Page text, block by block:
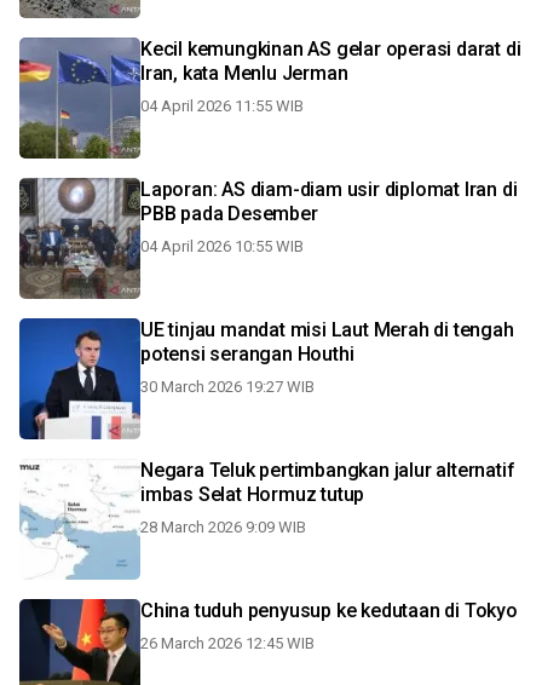
Kecil kemungkinan AS gelar operasi darat di
Iran, kata Menlu Jerman
04 April 2026 11:55 WIB
Laporan: AS diam-diam usir diplomat Iran di
PBB pada Desember
04 April 2026 10:55 WIB
UE tinjau mandat misi Laut Merah di tengah
potensi serangan Houthi
30 March 2026 19:27 WIB
Negara Teluk pertimbangkan jalur alternatif
imbas Selat Hormuz tutup
28 March 2026 9:09 WIB
China tuduh penyusup ke kedutaan di Tokyo
26 March 2026 12:45 WIB